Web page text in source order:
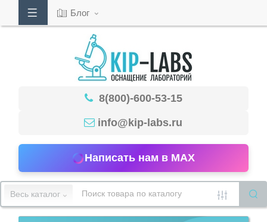
53-
15
Блог
8(800)-600-53-15
info@kip-labs.ru
Написать нам в MAX
Весь каталог